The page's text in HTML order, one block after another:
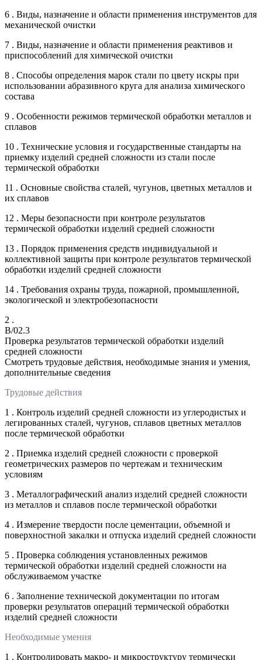
6 . Виды, назначение и области применения инструментов для
механической очистки
7 . Виды, назначение и области применения реактивов и
приспособлений для химической очистки
8 . Способы определения марок стали по цвету искры при
использовании абразивного круга для анализа химического
состава
9 . Особенности режимов термической обработки металлов и
сплавов
10 . Технические условия и государственные стандарты на
приемку изделий средней сложности из стали после
термической обработки
11 . Основные свойства сталей, чугунов, цветных металлов и
их сплавов
12 . Меры безопасности при контроле результатов
термической обработки изделий средней сложности
13 . Порядок применения средств индивидуальной и
коллективной защиты при контроле результатов термической
обработки изделий средней сложности
14 . Требования охраны труда, пожарной, промышленной,
экологической и электробезопасности
2 .
B/02.3
Проверка результатов термической обработки изделий
средней сложности
Смотреть трудовые действия, необходимые знания и умения,
дополнительные сведения
Трудовые действия
1 . Контроль изделий средней сложности из углеродистых и
легированных сталей, чугунов, сплавов цветных металлов
после термической обработки
2 . Приемка изделий средней сложности с проверкой
геометрических размеров по чертежам и техническим
условиям
3 . Металлографический анализ изделий средней сложности
из металлов и сплавов после термической обработки
4 . Измерение твердости после цементации, объемной и
поверхностной закалки и отпуска изделий средней сложности
5 . Проверка соблюдения установленных режимов
термической обработки изделий средней сложности на
обслуживаемом участке
6 . Заполнение технической документации по итогам
проверки результатов операций термической обработки
изделий средней сложности
Необходимые умения
1 . Контролировать макро- и микроструктуру термически